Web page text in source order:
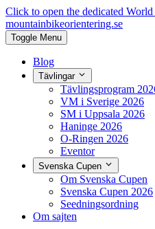
Click to open the dedicated
mountainbikeorientering.se
Toggle Menu
Blog
Tävlingar
Tävlingsprogram
VM i Sverige 2026
SM i Uppsala 2026
Haninge 2026
O-Ringen 2026
Eventor
Svenska Cupen
Om Svenska Cupen
Svenska Cupen 2026
Seedningsordning
Om sajten